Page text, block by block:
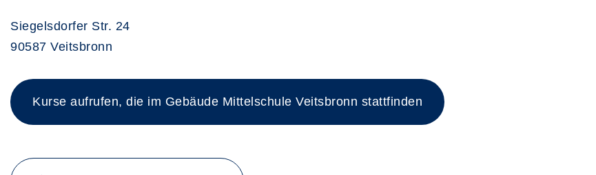
Siegelsdorfer Str. 24
90587 Veitsbronn
Kurse aufrufen, die im Gebäude Mittelschule Veitsbronn stattfinden